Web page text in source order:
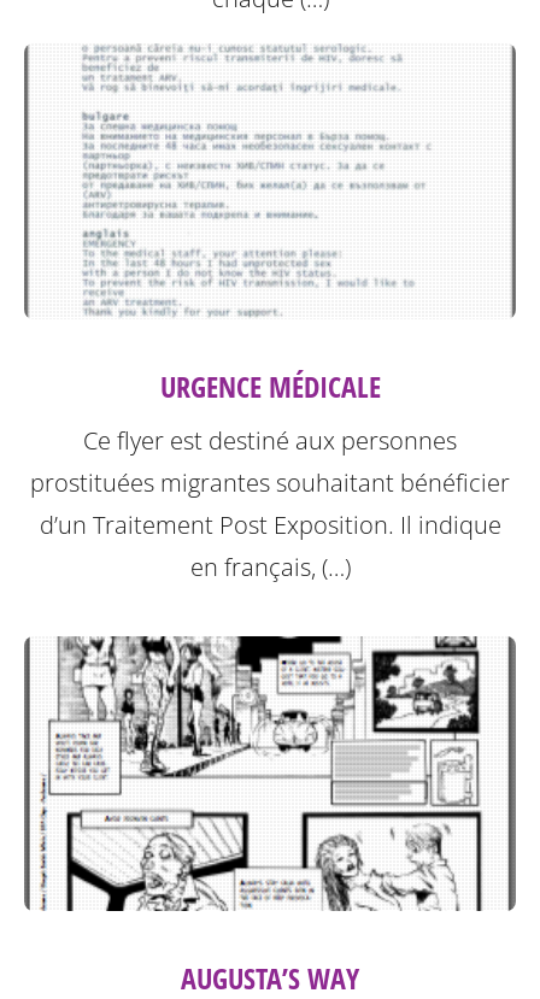
URGENCE MÉDICALE
Ce flyer est destiné aux personnes
prostituées migrantes souhaitant bénéficier
d’un Traitement Post Exposition. Il indique
en français, (…)
AUGUSTA’S WAY